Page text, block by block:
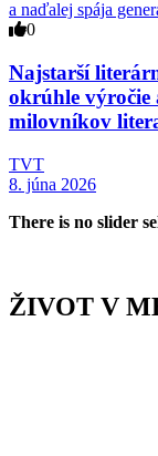
0
Najstarší
okrúhle výročie
milovníkov
TVT
8. júna 2026
There is no slider
ŽIVOT V